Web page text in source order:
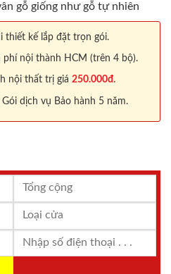
gỗ giống như gỗ tự nhiên
thiết kế lắp đặt trọn gói.
phí nội thành HCM (trên 4 bộ).
nội thất trị giá 250.000đ.
dịch vụ Bảo hành 5 năm.